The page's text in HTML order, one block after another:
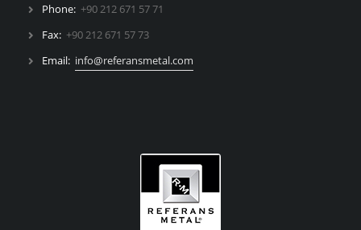
Phone: +90 212 671 57 71
Fax: +90 212 671 57 73
Email: info@referansmetal.com